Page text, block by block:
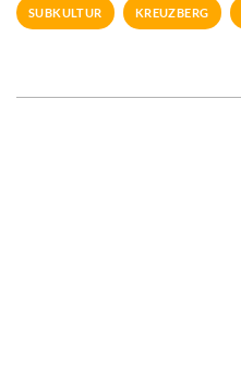
SUBKULTUR KREUZBERG